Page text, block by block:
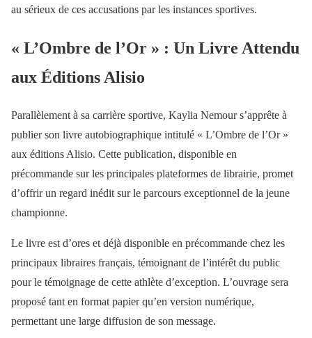
au sérieux de ces accusations par les instances sportives.
« L’Ombre de l’Or » : Un Livre Attendu
aux Éditions Alisio
Parallèlement à sa carrière sportive, Kaylia Nemour s’apprête à
publier son livre autobiographique intitulé « L’Ombre de l’Or »
aux éditions Alisio. Cette publication, disponible en
précommande sur les principales plateformes de librairie, promet
d’offrir un regard inédit sur le parcours exceptionnel de la jeune
championne.
Le livre est d’ores et déjà disponible en précommande chez les
principaux libraires français, témoignant de l’intérêt du public
pour le témoignage de cette athlète d’exception. L’ouvrage sera
proposé tant en format papier qu’en version numérique,
permettant une large diffusion de son message.